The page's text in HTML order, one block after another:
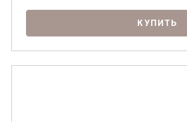
КУПИТЬ